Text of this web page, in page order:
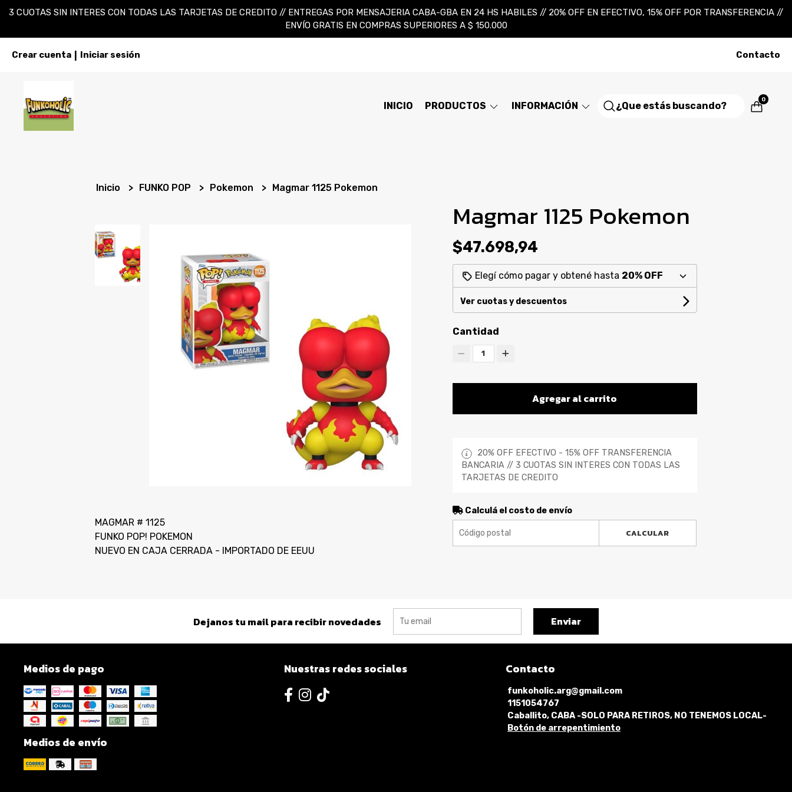
3 CUOTAS SIN INTERES CON TODAS LAS TARJETAS DE CREDITO // ENTREGAS POR MENSAJERIA CABA-GBA EN 24 HS HABILES // 20% OFF EN EFECTIVO, 15% OFF POR TRANSFERENCIA //
ENVÍO GRATIS EN COMPRAS SUPERIORES A $ 150.000
Crear cuenta Iniciar sesión Contacto
INICIO PRODUCTOS INFORMACIÓN
0
Inicio FUNKO POP Pokemon Magmar 1125 Pokemon
MAGMAR # 1125
FUNKO POP! POKEMON
NUEVO EN CAJA CERRADA - IMPORTADO DE EEUU
Magmar 1125 Pokemon
$47.698,94
Elegí cómo pagar y obtené hasta 20% OFF
Ver cuotas y descuentos
Cantidad
1
Agregar al carrito
20% OFF EFECTIVO - 15% OFF TRANSFERENCIA
BANCARIA // 3 CUOTAS SIN INTERES CON TODAS LAS
TARJETAS DE CREDITO
Calculá el costo de envío
CALCULAR
Dejanos tu mail para recibir novedades Enviar
Medios de pago
Medios de envío
Nuestras redes sociales Contacto
funkoholic.arg@gmail.com
1151054767
Caballito, CABA -SOLO PARA RETIROS, NO TENEMOS LOCAL-
Botón de arrepentimiento